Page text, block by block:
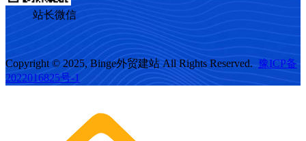
站长微信
Copyright © 2025, Binge外贸建站 All Rights Reserved. 豫ICP备
2022016825号-1